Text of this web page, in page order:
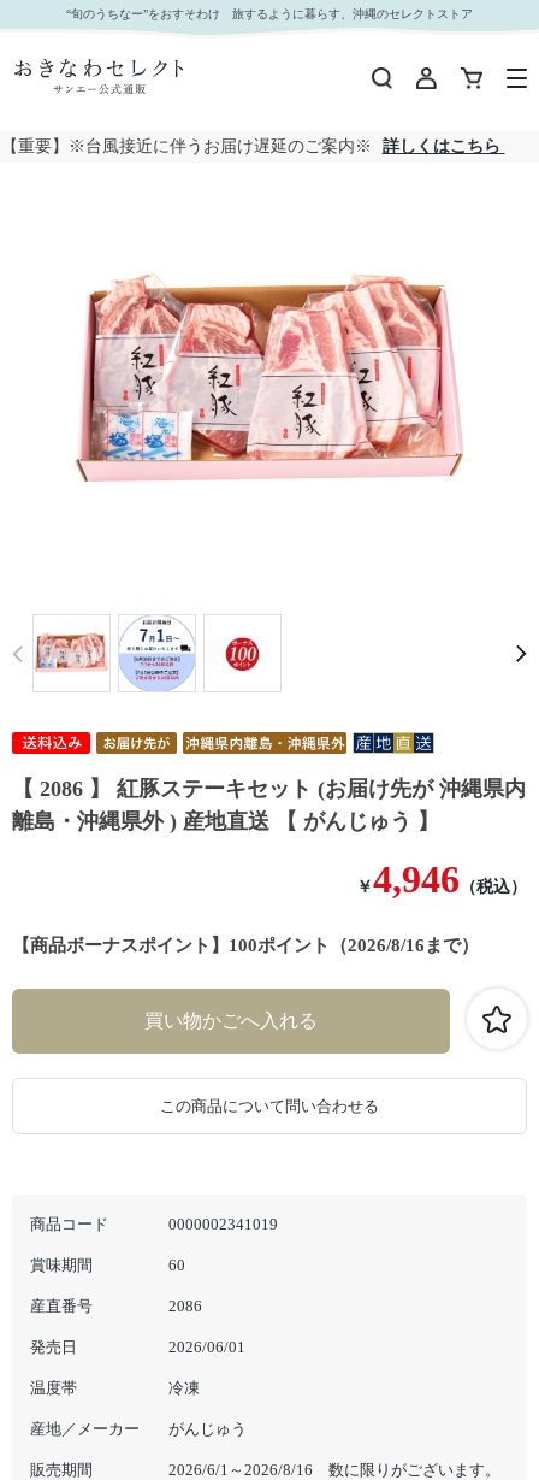
【 2086 】 紅豚ステーキセット (お届け先が 沖縄県内離島・沖縄県外 ) 産地直送 【 がんじゅう
】｜おきなわセレクト サンエー公式通販
“旬のうちなー”をおすそわけ 旅するように暮らす、沖縄のセレクトストア
【重要】※台風接近に伴うお届け遅延のご案内※ 詳しくはこちら
Prev
【 2086 】 紅豚ステーキセット (お届け先が 沖縄県内
離島・沖縄県外 ) 産地直送 【 がんじゅう 】
【商品ボーナスポイント】100ポイント（2026/8/16まで）
￥4,946 （税込）
商品コード 0000002341019
賞味期間 60
産直番号 2086
発売日 2026/06/01
温度帯 冷凍
産地／メーカー がんじゅう
販売期間 2026/6/1～2026/8/16 数に限りがございます。
この商品について問い合わせる